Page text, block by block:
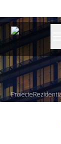
Proiecte